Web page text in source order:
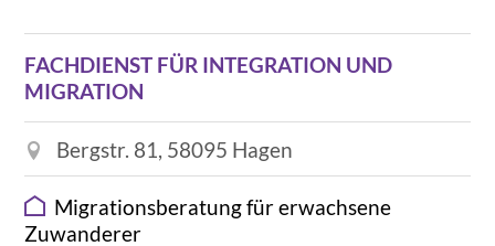
FACHDIENST FÜR INTEGRATION UND
MIGRATION
Bergstr. 81, 58095 Hagen
Migrationsberatung für erwachsene
Zuwanderer